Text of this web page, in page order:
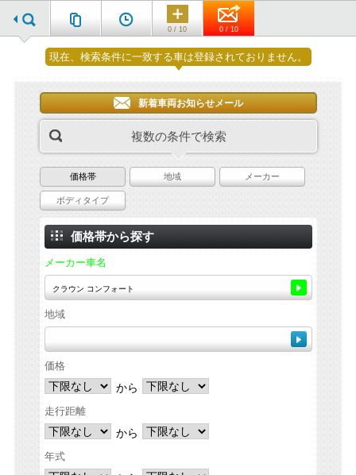
0 / 10 0 / 10
現在、検索条件に一致する車は登録されておりません。
新着車両お知らせメール
複数の条件で検索
価格帯 地域 メーカー
ボディタイプ
価格帯から探す
メーカー車名
地域
価格
から
走行距離
から
年式